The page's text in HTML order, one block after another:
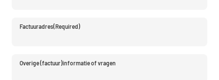
Factuuradres(Required)
Overige (factuur)informatie of vragen